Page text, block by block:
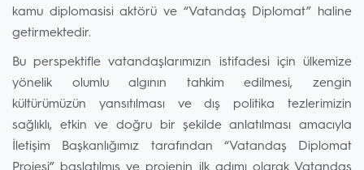
kamu diplomasisi aktörü ve “Vatandaş Diplomat” haline
getirmektedir.
Bu perspektifle vatandaşlarımızın istifadesi için ülkemize
yönelik olumlu algının tahkim edilmesi, zengin
kültürümüzün yansıtılması ve dış politika tezlerimizin
sağlıklı, etkin ve doğru bir şekilde anlatılması amacıyla
İletişim Başkanlığımız tarafından “Vatandaş Diplomat